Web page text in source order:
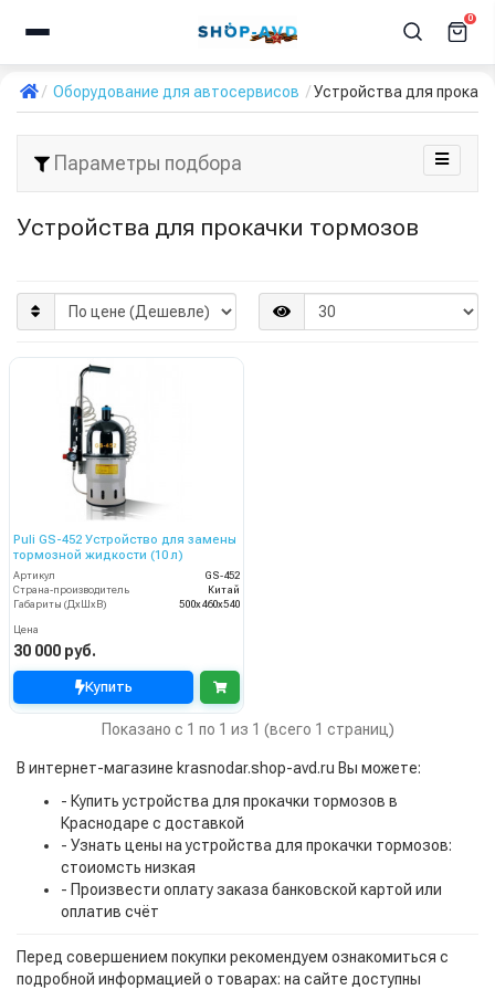
0
Оборудование для автосервисов Устройства для
Параметры подбора
Устройства для прокачки тормозов
Puli GS-452 Устройство для замены
тормозной жидкости (10 л)
Артикул
GS-452
Страна-производитель
Китай
Габариты (ДхШхВ)
500х460х540
Цена
30 000 руб.
Купить
Показано с 1 по 1 из 1 (всего 1 страниц)
В интернет-магазине krasnodar.shop-avd.ru Вы можете:
- Купить устройства для прокачки тормозов в
Краснодаре с доставкой
- Узнать цены на устройства для прокачки тормозов:
стоиомсть низкая
- Произвести оплату заказа банковской картой или
оплатив счёт
Перед совершением покупки рекомендуем ознакомиться с
подробной информацией о товарах: на сайте доступны